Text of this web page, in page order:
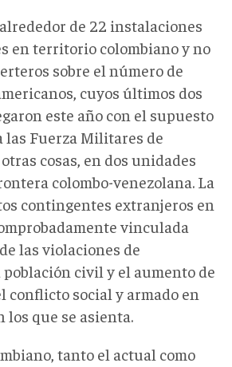
de 22 instalaciones
en territorio colombiano y no
sobre el número de
cuyos últimos dos
este año con el supuesto
las Fuerza Militares de
cosas, en dos unidades
colombo-venezolana. La
contingentes extranjeros en
vinculada
las violaciones de
civil y el aumento de
conflicto social y armado en
que se asienta.
tanto el actual como